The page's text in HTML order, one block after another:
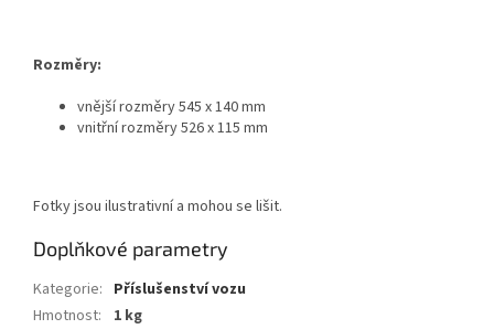
Rozměry:
vnější rozměry 545 x 140 mm
vnitřní rozměry 526 x 115 mm
Fotky jsou ilustrativní a mohou se lišit.
Doplňkové parametry
Kategorie: Příslušenství vozu
Hmotnost: 1 kg